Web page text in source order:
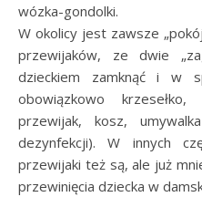
wózka-gondolki.
W okolicy jest zawsze
przewijaków, ze dwie
dzieckiem zamknąć i w
obowiązkowo
przewijak, kosz,
dezynfekcji). W innych
przewijaki też są, ale już
przewinięcia dziecka w